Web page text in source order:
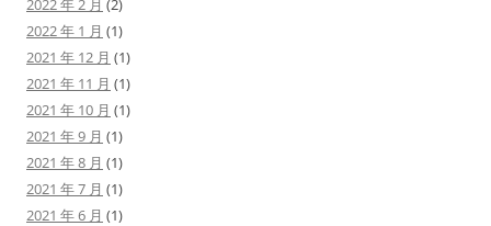
2022 年 2 月 (2)
2022 年 1 月 (1)
2021 年 12 月 (1)
2021 年 11 月 (1)
2021 年 10 月 (1)
2021 年 9 月 (1)
2021 年 8 月 (1)
2021 年 7 月 (1)
2021 年 6 月 (1)